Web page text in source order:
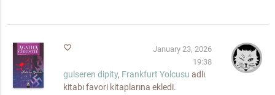
favorite_border
January 23, 2026
19:38
gulseren dipity, Frankfurt Yolcusu adlı
kitabı favori kitaplarına ekledi.